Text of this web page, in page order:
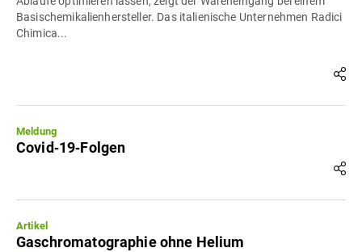
Basischemikalienhersteller. Das italienische Unternehmen Radici
Chimica...
Meldung
Covid‐19‐Folgen
Artikel
Gaschromatographie ohne Helium